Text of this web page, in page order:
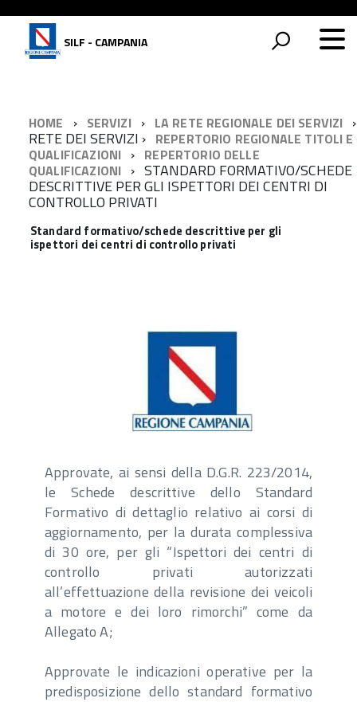
SILF - CAMPANIA
HOME SERVIZI LA RETE REGIONALE DEI SERVIZI
RETE DEI SERVIZI
REPERTORIO REGIONALE TITOLI E
QUALIFICAZIONI
REPERTORIO DELLE
QUALIFICAZIONI
STANDARD FORMATIVO/SCHEDE
DESCRITTIVE PER GLI ISPETTORI DEI CENTRI DI
CONTROLLO PRIVATI
Standard formativo/schede descrittive per gli
ispettori dei centri di controllo privati
Approvate, ai sensi della D.G.R. 223/2014,
le Schede descrittive dello Standard
Formativo di dettaglio relativo ai corsi di
aggiornamento, per la durata complessiva
di 30 ore, per gli “Ispettori dei centri di
controllo privati autorizzati
all’effettuazione della revisione dei veicoli
a motore e dei loro rimorchi” come da
Allegato A;
Approvate le indicazioni operative per la
predisposizione dello standard formativo